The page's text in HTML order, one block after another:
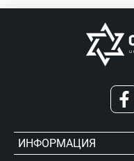
ИНФОРМАЦИЯ